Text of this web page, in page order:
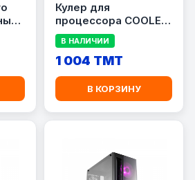
Кулер для
процессора COOLER
MASTER MASTERBOX
K501L FATX
В НАЛИЧИИ
1 004 TMT
В КОРЗИНУ